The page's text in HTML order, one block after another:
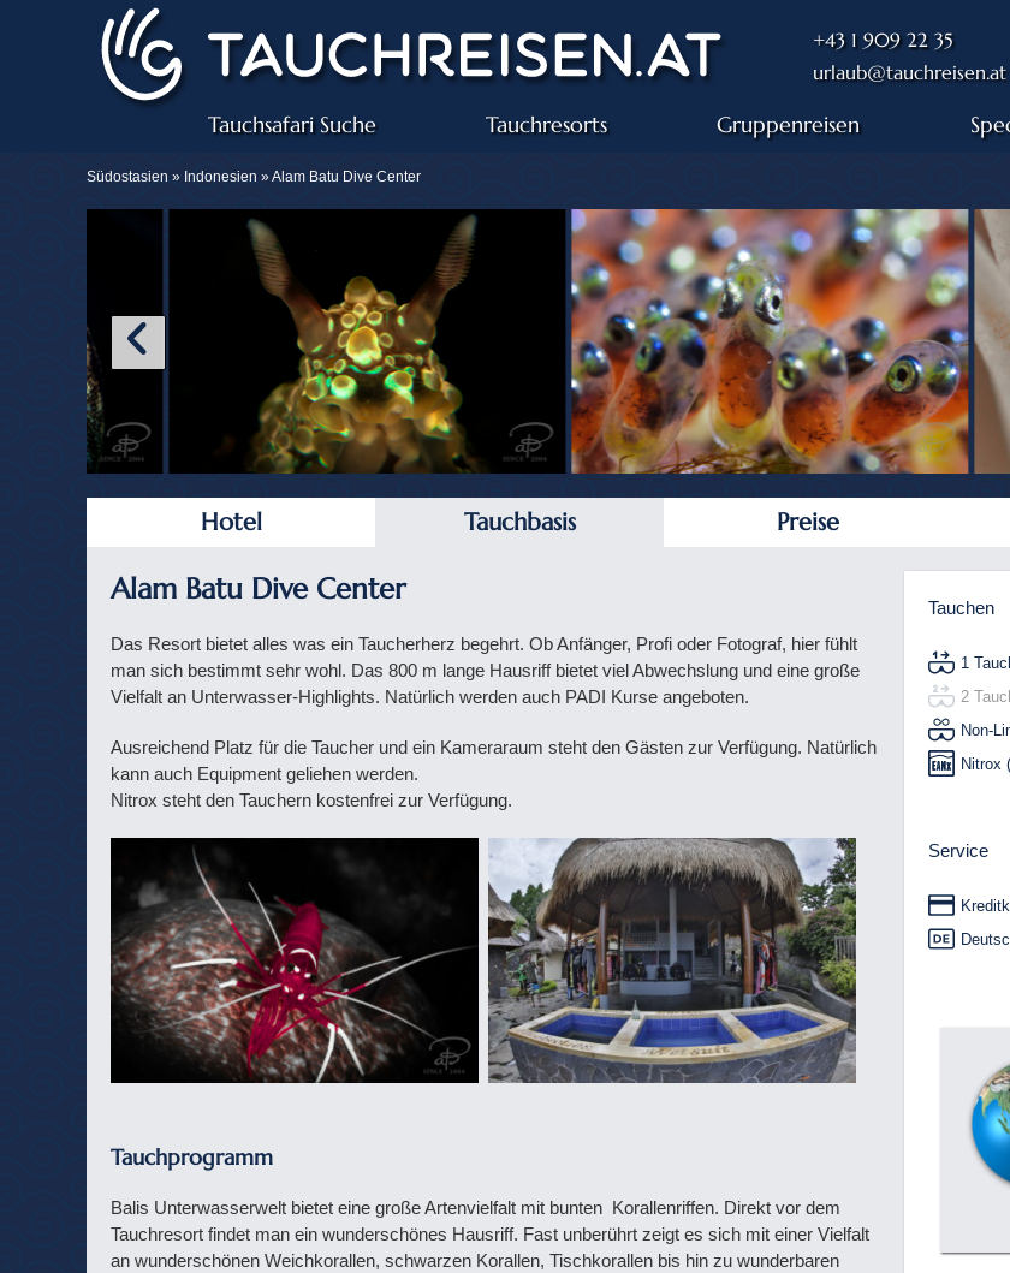
+43 1 909 22 35
urlaub@tauchreisen.at
Tauchsafari Suche Tauchresorts Gruppenreisen
Südostasien » Indonesien » Alam Batu Dive Center
Hotel Tauchbasis Preise
Tauchen
1
2
Non-
Nitrox
Service
Alam Batu Dive Center
Das Resort bietet alles was ein Taucherherz begehrt. Ob Anfänger, Profi oder Fotograf, hier fühlt
man sich bestimmt sehr wohl. Das 800 m lange Hausriff bietet viel Abwechslung und eine große
Vielfalt an Unterwasser-Highlights. Natürlich werden auch PADI Kurse angeboten.
Ausreichend Platz für die Taucher und ein Kameraraum steht den Gästen zur Verfügung. Natürlich
kann auch Equipment geliehen werden.
Nitrox steht den Tauchern kostenfrei zur Verfügung.
Tauchprogramm
Balis Unterwasserwelt bietet eine große Artenvielfalt mit bunten Korallenriffen. Direkt vor dem
Tauchresort findet man ein wunderschönes Hausriff. Fast unberührt zeigt es sich mit einer Vielfalt
an wunderschönen Weichkorallen, schwarzen Korallen, Tischkorallen bis hin zu wunderbaren